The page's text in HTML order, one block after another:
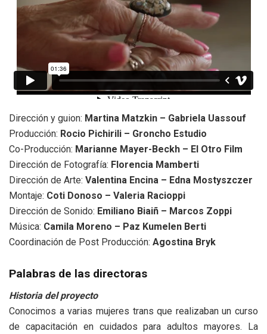
Dirección y guion: Martina Matzkin – Gabriela Uassouf
Producción: Rocio Pichirili – Groncho Estudio
Co-Producción: Marianne Mayer-Beckh – El Otro Film
Dirección de Fotografía: Florencia Mamberti
Dirección de Arte: Valentina Encina – Edna Mostyszczer
Montaje: Coti Donoso – Valeria Racioppi
Dirección de Sonido: Emiliano Biaiñ – Marcos Zoppi
Música: Camila Moreno – Paz Kumelen Berti
Coordinación de Post Producción: Agostina Bryk
Palabras de las directoras
Historia del proyecto
Conocimos a varias mujeres trans que realizaban un curso
de capacitación en cuidados para adultos mayores. La